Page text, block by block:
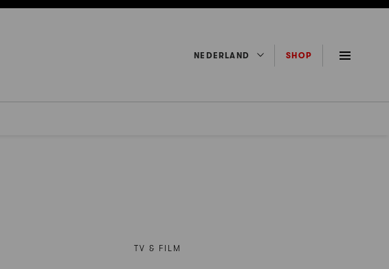
NEDERLAND SHOP
TV & FILM